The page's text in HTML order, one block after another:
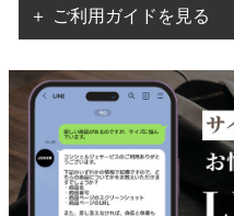
＋ ご利用ガイドを見る